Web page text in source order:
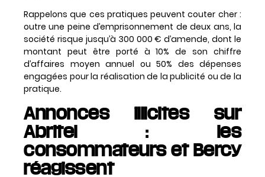
Rappelons que ces pratiques peuvent couter cher :
outre une peine d’emprisonnement de deux ans, la
société risque jusqu’à 300 000 € d’amende, dont le
montant peut être porté à 10% de son chiffre
d’affaires moyen annuel ou 50% des dépenses
engagées pour la réalisation de la publicité ou de la
pratique.
Annonces illicites sur
Abritel : les
consommateurs et Bercy
réagissent